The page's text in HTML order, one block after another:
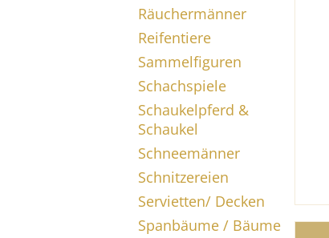
Räuchermänner
Reifentiere
Sammelfiguren
Schachspiele
Schaukelpferd &
Schaukel
Schneemänner
Schnitzereien
Servietten/ Decken
Spanbäume / Bäume